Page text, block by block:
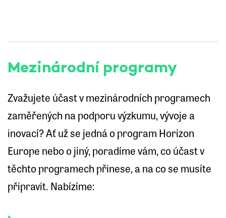
Mezinárodní programy
Zvažujete účast v mezinárodních programech
zaměřených na podporu výzkumu, vývoje a
inovací? Ať už se jedná o program Horizon
Europe nebo o jiný, poradíme vám, co účast v
těchto programech přinese, a na co se musíte
připravit. Nabízíme: